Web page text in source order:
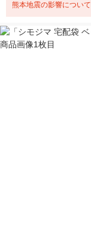
熊本地震の影響について